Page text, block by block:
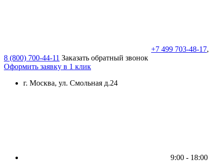
+7 499 703-48-17,
8 (800) 700-44-11 Заказать обратный звонок
Оформить заявку в 1 клик
г. Москва, ул. Смольная д.24
9:00 - 18:00